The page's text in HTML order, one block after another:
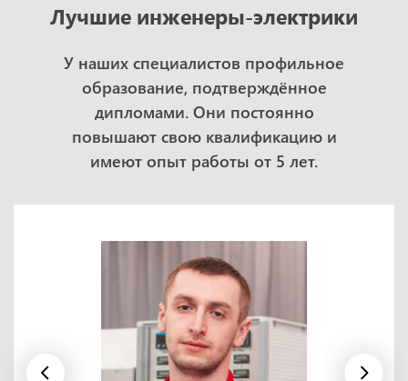
Лучшие инженеры-электрики
У наших специалистов профильное
образование, подтверждённое
дипломами. Они постоянно
повышают свою квалификацию и
имеют опыт работы от 5 лет.